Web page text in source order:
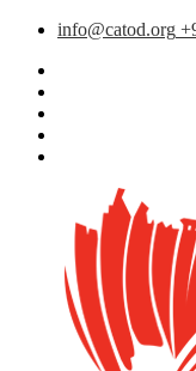
info@catod.org